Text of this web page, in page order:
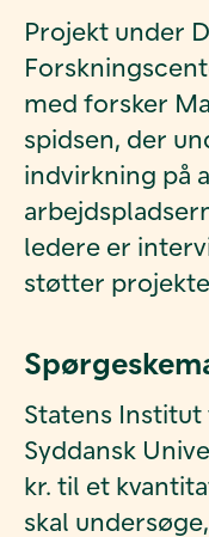
Projekt under
med forsker
spidsen, der
indvirkning på
ledere er
støtter
Statens
Syddansk
kr. til et k
skal